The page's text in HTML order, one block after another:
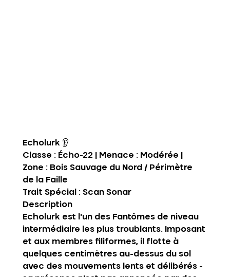
Echolurk 👂
Classe : Écho-22 | Menace : Modérée |
Zone : Bois Sauvage du Nord / Périmètre
de la Faille
Trait Spécial : Scan Sonar
Description‍
Echolurk est l'un des Fantômes de niveau
intermédiaire les plus troublants. Imposant
et aux membres filiformes, il flotte à
quelques centimètres au-dessus du sol
avec des mouvements lents et délibérés -